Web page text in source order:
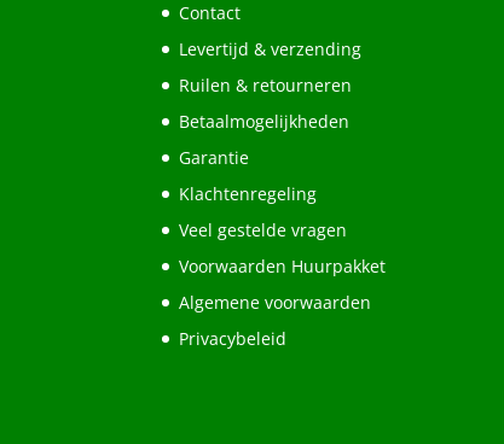
Contact
Levertijd & verzending
Ruilen & retourneren
Betaalmogelijkheden
Garantie
Klachtenregeling
Veel gestelde vragen
Voorwaarden Huurpakket
Algemene voorwaarden
Privacybeleid